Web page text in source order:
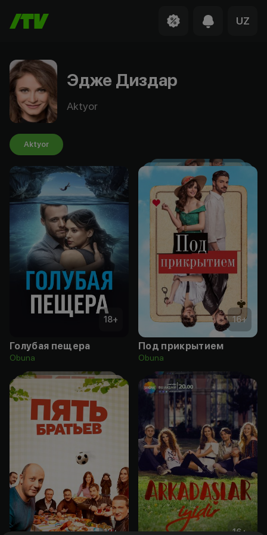
UZ
Эдже Диздар
Aktyor
Aktyor
18+
Голубая пещера
Obuna
16+
Под прикрытием
Obuna
12+ 16 +